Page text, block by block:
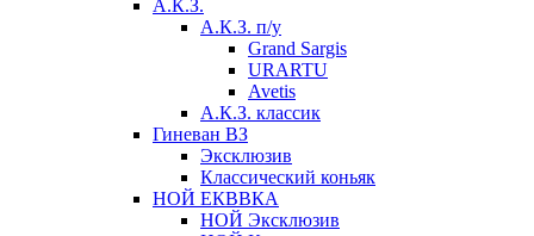
А.К.З.
А.К.З. п/у
Grand Sargis
URARTU
Avetis
А.К.З. классик
Гиневан ВЗ
Эксклюзив
Классический коньяк
НОЙ ЕКВВКА
НОЙ Эксклюзив